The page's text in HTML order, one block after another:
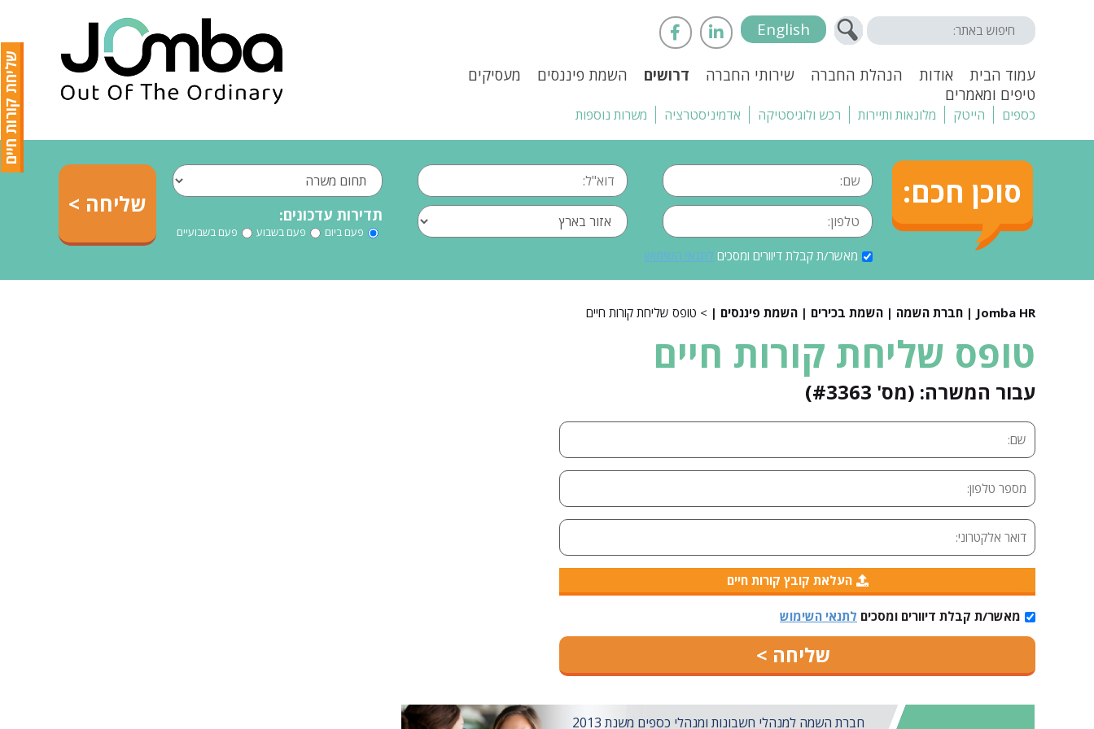
English
עמוד הבית אודות הנהלת החברה שירותי החברה דרושים השמת פיננסים
מעסיקים
טיפים ומאמרים
כספים הייטק מלונאות ותיירות רכש ולוגיסטיקה אדמיניסטרציה משרות נוספות
סוכן חכם:
תדירות עדכונים:
פעם ביום פעם בשבוע פעם בשבועיים
מאשר/ת קבלת דיוורים ומסכים לתנאי השימוש
Jomba HR | חברת השמה | השמת בכירים | השמת פיננסים | > טופס שליחת קורות חיים
טופס שליחת קורות חיים
עבור המשרה: (מס' #3363)
העלאת קובץ קורות חיים
מאשר/ת קבלת דיוורים ומסכים לתנאי השימוש
חברת השמה למנהלי חשבונות ומנהלי כספים משנת 2013
שליחת קורות חיים